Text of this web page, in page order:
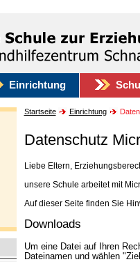
Einrichtung
Startseite Einrichtung
Datenschutz
Liebe Eltern,
unsere Schule arbeitet mit
Auf dieser Seite finden Sie
Downloads
Um eine Datei auf Ihren
Dateinamen und wählen